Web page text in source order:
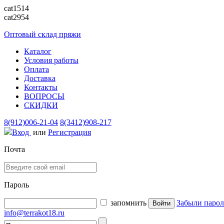
cat1514
cat2954
Оптовый склад пряжи
Каталог
Условия работы
Оплата
Доставка
Контакты
ВОПРОСЫ
СКИДКИ
8(912)006-21-04 8(3412)908-217
Вход или Регистрация
Почта
Пароль
запомнить
Забыли
info@terrakot18.ru